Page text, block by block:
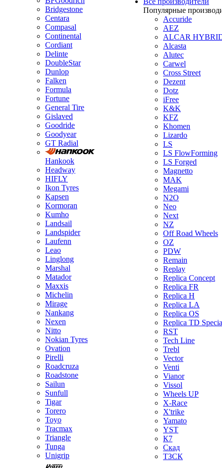
Bridgestone
Centara
Compasal
Continental
Cordiant
Delinte
DoubleStar
Dunlop
Falken
Formula
Fortune
General Tire
Gislaved
Goodride
Goodyear
GT Radial
Hankook
Headway
HIFLY
Ikon Tyres
Kapsen
Kormoran
Kumho
Landsail
Landspider
Laufenn
Leao
Linglong
Marshal
Matador
Maxxis
Michelin
Mirage
Nankang
Nexen
Nitto
Nokian Tyres
Ovation
Pirelli
Roadcruza
Roadstone
Sailun
Sunfull
Tigar
Torero
Toyo
Tracmax
Triangle
Tunga
Unigrip
Популярные
Accuride
AEZ
ALCAR
Alcasta
Alutec
Carwel
Cross Street
Dezent
Dotz
iFree
K&K
KFZ
Khomen
Lizardo
LS
LS FlowForming
LS Forged
Magnetto
MAK
Megami
N2O
Neo
Next
NZ
Off Road Wheels
OZ
PDW
Remain
Replay
Replica Concept
Replica FR
Replica H
Replica LA
Replica OS
Replica TD
RST
Tech Line
Trebl
Vector
Venti
Vianor
Vissol
Wheels UP
X-Race
X'trike
Yamato
YST
К7
Скад
ТЗСК